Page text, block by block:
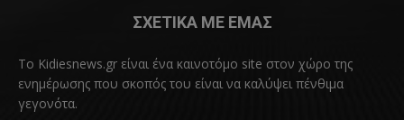
ΣΧΕΤΙΚΑ ΜΕ ΕΜΑΣ
Το Kidiesnews.gr είναι ένα καινοτόμο site στον χώρο της
ενημέρωσης που σκοπός του είναι να καλύψει πένθιμα
γεγονότα.